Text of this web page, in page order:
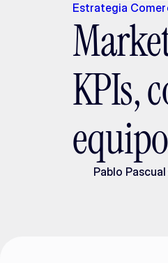
Estrategia
KPIs,
Pablo Pascual